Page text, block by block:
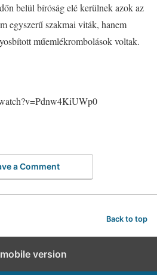
belül bíróság elé kerülnek azok az
egyszerű szakmai viták, hanem
műemlékrombolások voltak.
a Comment
Back to top
version